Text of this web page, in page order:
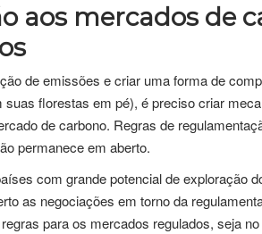
aos mercados de
de emissões e criar uma forma de
suas florestas em pé), é preciso criar
de carbono. Regras de
permanece em aberto.
com grande potencial de exploração
as negociações em torno da
para os mercados regulados, seja